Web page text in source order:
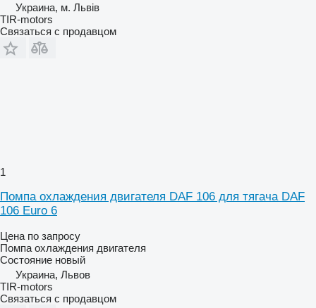
Украина, м. Львів
TIR-motors
Связаться с продавцом
1
Помпа охлаждения двигателя DAF 106 для тягача DAF
106 Euro 6
Цена по запросу
Помпа охлаждения двигателя
Состояние новый
Украина, Львов
TIR-motors
Связаться с продавцом